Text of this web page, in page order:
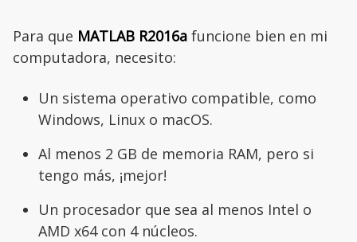
Para que MATLAB R2016a funcione bien en mi
computadora, necesito:
Un sistema operativo compatible, como
Windows, Linux o macOS.
Al menos 2 GB de memoria RAM, pero si
tengo más, ¡mejor!
Un procesador que sea al menos Intel o
AMD x64 con 4 núcleos.